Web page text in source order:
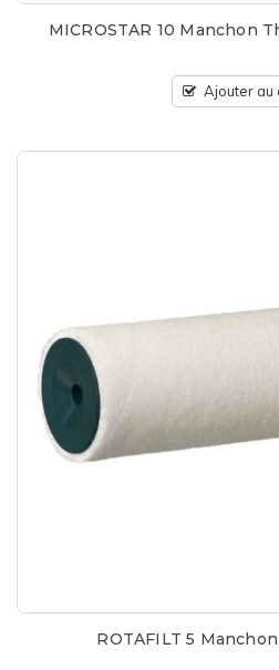
MICROSTAR 10 Manchon
Ajouter au
ROTAFILT 5